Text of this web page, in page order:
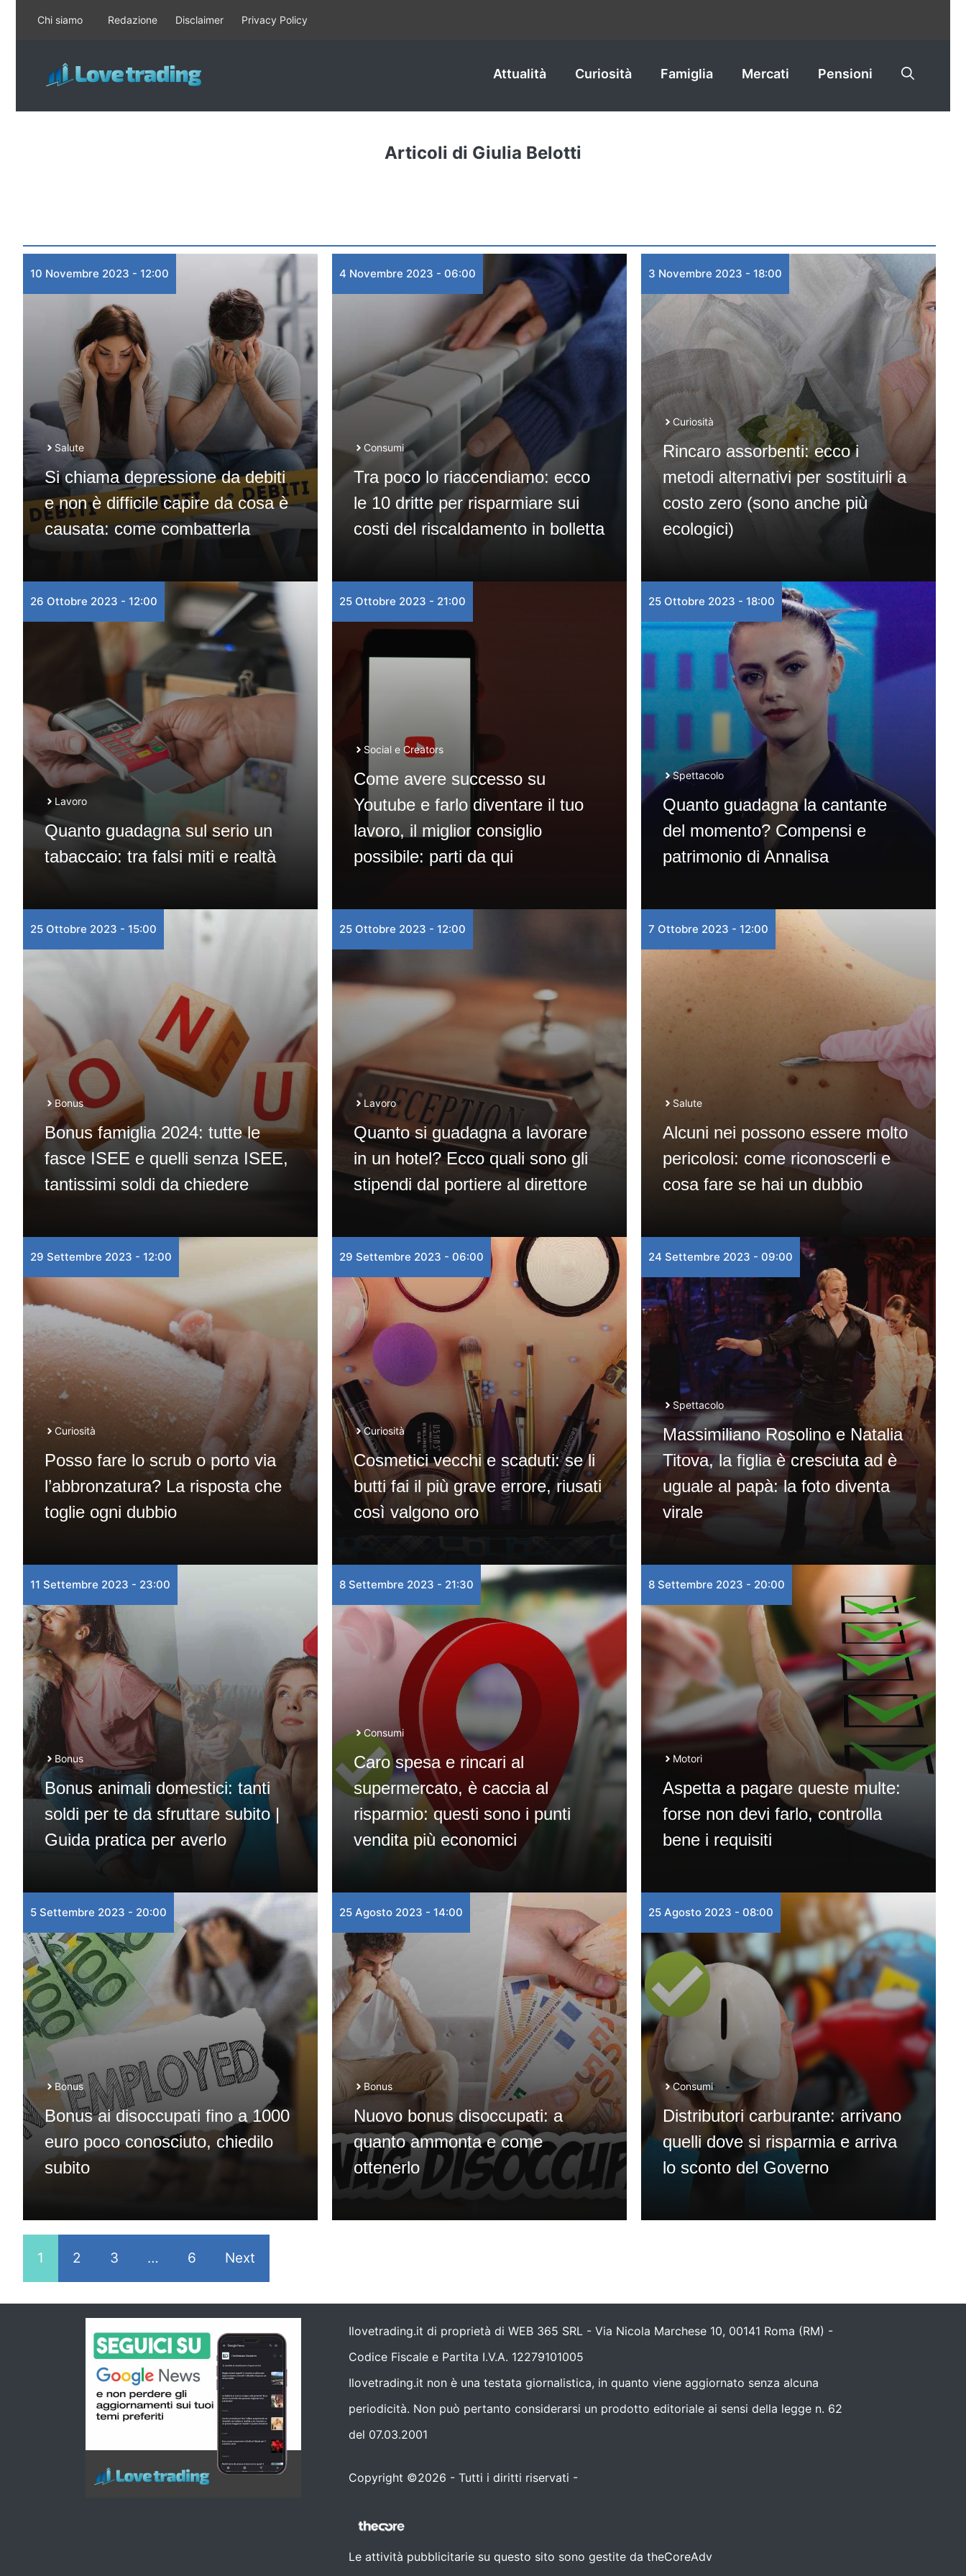
contenuto
Chi siamo Redazione Disclaimer Privacy Policy
Attualità Curiosità Famiglia Mercati Pensioni
Articoli di Giulia Belotti
10 Novembre 2023 - 12:00
Salute
Si chiama depressione da debiti
e non è difficile capire da cosa è
causata: come combatterla
4 Novembre 2023 - 06:00
Consumi
Tra poco lo riaccendiamo: ecco
le 10 dritte per risparmiare sui
costi del riscaldamento in bolletta
3 Novembre 2023 - 18:00
Curiosità
Rincaro assorbenti: ecco i
metodi alternativi per sostituirli a
costo zero (sono anche più
ecologici)
26 Ottobre 2023 - 12:00
Lavoro
Quanto guadagna sul serio un
tabaccaio: tra falsi miti e realtà
25 Ottobre 2023 - 21:00
Social e Creators
Come avere successo su
Youtube e farlo diventare il tuo
lavoro, il miglior consiglio
possibile: parti da qui
25 Ottobre 2023 - 18:00
Spettacolo
Quanto guadagna la cantante
del momento? Compensi e
patrimonio di Annalisa
25 Ottobre 2023 - 15:00
Bonus
Bonus famiglia 2024: tutte le
fasce ISEE e quelli senza ISEE,
tantissimi soldi da chiedere
25 Ottobre 2023 - 12:00
Lavoro
Quanto si guadagna a lavorare
in un hotel? Ecco quali sono gli
stipendi dal portiere al direttore
7 Ottobre 2023 - 12:00
Salute
Alcuni nei possono essere molto
pericolosi: come riconoscerli e
cosa fare se hai un dubbio
29 Settembre 2023 - 12:00
Curiosità
Posso fare lo scrub o porto via
l’abbronzatura? La risposta che
toglie ogni dubbio
29 Settembre 2023 - 06:00
Curiosità
Cosmetici vecchi e scaduti: se li
butti fai il più grave errore, riusati
così valgono oro
24 Settembre 2023 - 09:00
Spettacolo
Massimiliano Rosolino e Natalia
Titova, la figlia è cresciuta ad è
uguale al papà: la foto diventa
virale
11 Settembre 2023 - 23:00
Bonus
Bonus animali domestici: tanti
soldi per te da sfruttare subito |
Guida pratica per averlo
8 Settembre 2023 - 21:30
Consumi
Caro spesa e rincari al
supermercato, è caccia al
risparmio: questi sono i punti
vendita più economici
8 Settembre 2023 - 20:00
Motori
Aspetta a pagare queste multe:
forse non devi farlo, controlla
bene i requisiti
5 Settembre 2023 - 20:00
Bonus
Bonus ai disoccupati fino a 1000
euro poco conosciuto, chiedilo
subito
25 Agosto 2023 - 14:00
Bonus
Nuovo bonus disoccupati: a
quanto ammonta e come
ottenerlo
25 Agosto 2023 - 08:00
Consumi
Distributori carburante: arrivano
quelli dove si risparmia e arriva
lo sconto del Governo
1 2 3 … 6 Next
Ilovetrading.it di proprietà di WEB 365 SRL - Via Nicola Marchese 10, 00141 Roma (RM) -
Codice Fiscale e Partita I.V.A. 12279101005
Ilovetrading.it non è una testata giornalistica, in quanto viene aggiornato senza alcuna
periodicità. Non può pertanto considerarsi un prodotto editoriale ai sensi della legge n. 62
del 07.03.2001
Copyright ©2026 - Tutti i diritti riservati -
Le attività pubblicitarie su questo sito sono gestite da theCoreAdv